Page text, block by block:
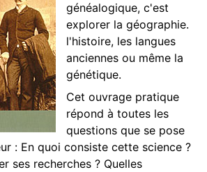
généalogique, c'est
explorer la géographie.
l'histoire, les langues
anciennes ou même la
génétique.
Cet ouvrage pratique
répond à toutes les
questions que se pose
: En quoi consiste cette science ?
ses recherches ? Quelles